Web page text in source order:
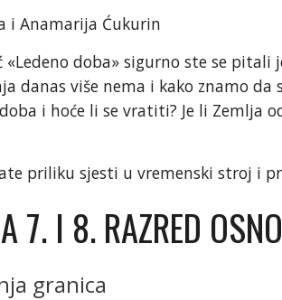
i Anamarija Ćukurin
doba» sigurno ste se
danas više nema i kako znamo da
i hoće li se vratiti? Je li Zemlja
priliku sjesti u vremenski stroj i
7. I 8. RAZRED
granica